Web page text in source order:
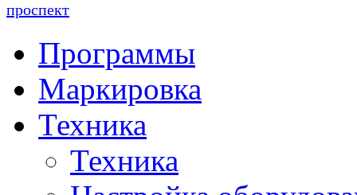
проспект
Программы
Маркировка
Техника
Техника